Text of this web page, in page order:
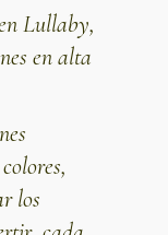
Lullaby,
en alta
los